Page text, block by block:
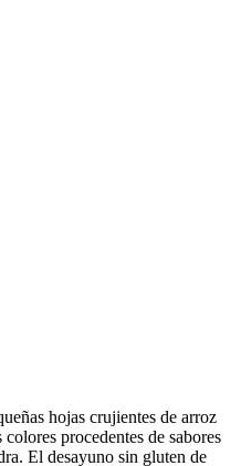
hojas crujientes de arroz
procedentes de sabores
El desayuno sin gluten de